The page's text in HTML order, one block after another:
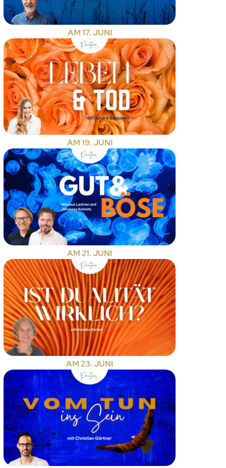
AM 17. JUNI
AM 19. JUNI
AM 21. JUNI
AM 23. JUNI